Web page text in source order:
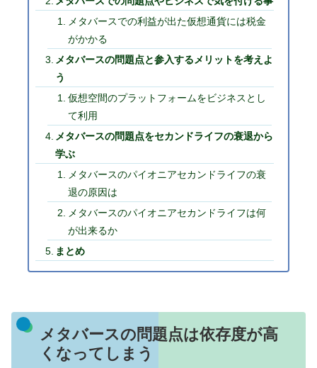
メタバースでの利益が出た仮想通貨には税金
がかかる
メタバースの問題点と参入するメリットを考えよ
う
仮想空間のプラットフォームをビジネスとし
て利用
メタバースの問題点をセカンドライフの衰退から
学ぶ
メタバースのパイオニアセカンドライフの衰
退の原因は
メタバースのパイオニアセカンドライフは何
が出来るか
まとめ
メタバースの問題点は依存度が高
くなってしまう